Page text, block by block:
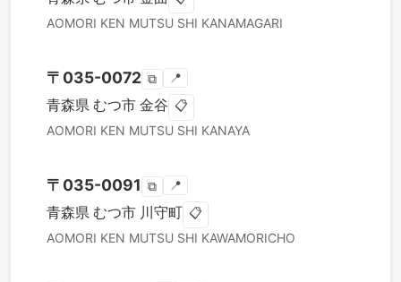
AOMORI KEN MUTSU SHI KANAMAGARI
〒 035-0072 ⧉ 📍
青森県 むつ市 金谷 📋
AOMORI KEN MUTSU SHI KANAYA
〒 035-0091 ⧉ 📍
青森県 むつ市 川守町 📋
AOMORI KEN MUTSU SHI KAWAMORICHO